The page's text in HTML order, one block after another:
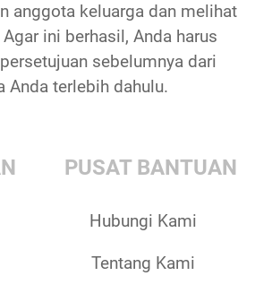
anggota keluarga dan melihat
ini berhasil, Anda harus
sebelumnya dari
Anda terlebih dahulu.
PUSAT BANTUAN
Hubungi Kami
Tentang Kami